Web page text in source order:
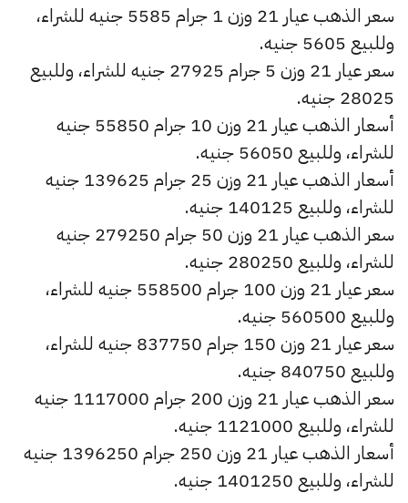
سعر الذهب عيار 21 وزن 1 جرام 5585 جنيه للشراء،
وللبيع 5605 جنيه.
سعر عيار 21 وزن 5 جرام 27925 جنيه للشراء، وللبيع
28025 جنيه.
أسعار الذهب عيار 21 وزن 10 جرام 55850 جنيه
للشراء، وللبيع 56050 جنيه.
أسعار الذهب عيار 21 وزن 25 جرام 139625 جنيه
للشراء، وللبيع 140125 جنيه.
سعر الذهب عيار 21 وزن 50 جرام 279250 جنيه
للشراء، وللبيع 280250 جنيه.
سعر عيار 21 وزن 100 جرام 558500 جنيه للشراء،
وللبيع 560500 جنيه.
سعر عيار 21 وزن 150 جرام 837750 جنيه للشراء،
وللبيع 840750 جنيه.
سعر الذهب عيار 21 وزن 200 جرام 1117000 جنيه
للشراء، وللبيع 1121000 جنيه.
أسعار الذهب عيار 21 وزن 250 جرام 1396250 جنيه
للشراء، وللبيع 1401250 جنيه.